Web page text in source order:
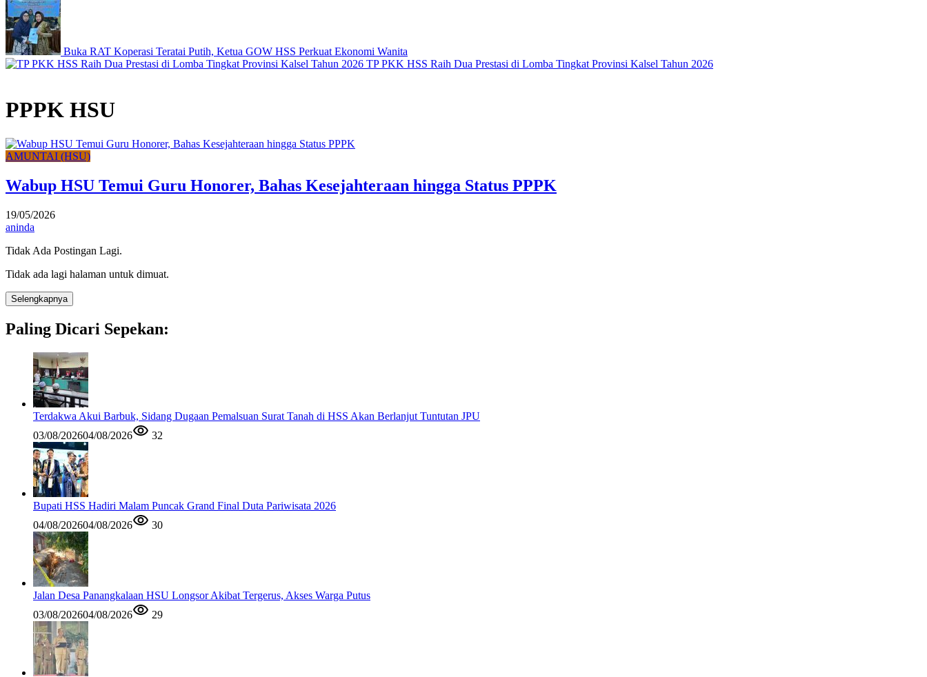
Buka RAT Koperasi Teratai Putih, Ketua GOW HSS Perkuat Ekonomi Wanita
TP PKK HSS Raih Dua Prestasi di Lomba Tingkat Provinsi Kalsel Tahun 2026
PPPK HSU
AMUNTAI (HSU)
Wabup HSU Temui Guru Honorer, Bahas Kesejahteraan hingga Status PPPK
19/05/2026
aninda
Tidak Ada Postingan Lagi.
Tidak ada lagi halaman untuk dimuat.
Selengkapnya
Paling Dicari Sepekan:
Terdakwa Akui Barbuk, Sidang Dugaan Pemalsuan Surat Tanah di HSS Akan Berlanjut Tuntutan JPU
03/08/202604/08/2026 32
Bupati HSS Hadiri Malam Puncak Grand Final Duta Pariwisata 2026
04/08/202604/08/2026 30
Jalan Desa Panangkalaan HSU Longsor Akibat Tergerus, Akses Warga Putus
03/08/202604/08/2026 29